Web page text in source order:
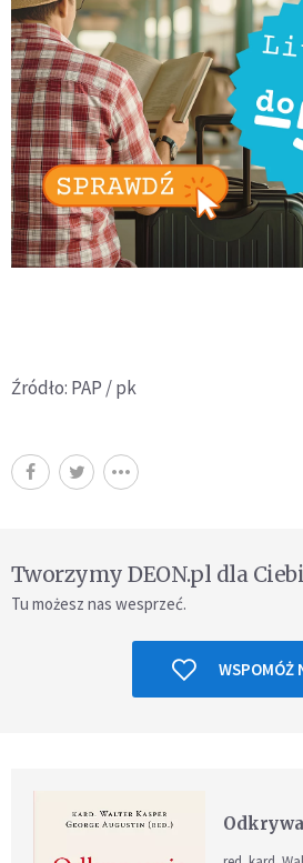
Źródło: PAP / pk
Tworzymy DEON.pl dla
Tu możesz nas wesprzeć.
WSPOMÓŻ